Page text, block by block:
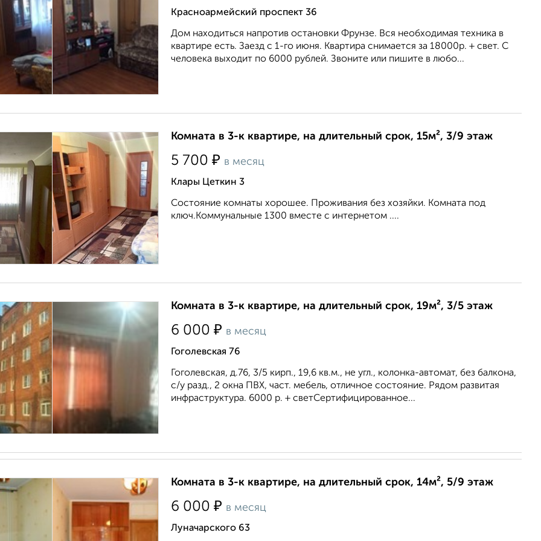
Красноармейский проспект 36
Дом находиться напротив остановки Фрунзе. Вся необходимая техника в
квартире есть. Заезд с 1-го июня. Квартира снимается за 18000р. + свет. С
человека выходит по 6000 рублей. Звоните или пишите в любо...
Комната в 3-к квартире, на длительный срок, 15м², 3/9 этаж
5 700 ₽ в месяц
Клары Цеткин 3
Состояние комнаты хорошее. Проживания без хозяйки. Комната под
ключ.Коммунальные 1300 вместе с интернетом ....
Комната в 3-к квартире, на длительный срок, 19м², 3/5 этаж
6 000 ₽ в месяц
Гоголевская 76
Гоголевская, д.76, 3/5 кирп., 19,6 кв.м., не угл., колонка-автомат, без балкона,
с/у разд., 2 окна ПВХ, част. мебель, отличное состояние. Рядом развитая
инфраструктура. 6000 р. + светСертифицированное...
Комната в 3-к квартире, на длительный срок, 14м², 5/9 этаж
6 000 ₽ в месяц
Луначарского 63